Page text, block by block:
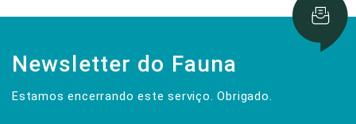
Newsletter do Fauna
Estamos encerrando este serviço. Obrigado.